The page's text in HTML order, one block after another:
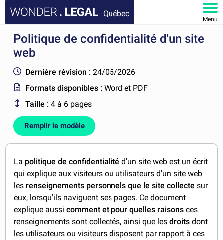
Québec
Menu
ACCUEIL
FAQ
MON COMPTE
Politique de confidentialité d'un site
web
Dernière révision : 24/05/2026
Formats disponibles :Word et PDF
Taille : 4 à 6 pages
Remplir le modèle
La politique de confidentialité d'un site web est un écrit
qui explique aux visiteurs ou utilisateurs d'un site web
les renseignements personnels que le site collecte sur
eux, lorsqu'ils naviguent ses pages. Ce document
explique aussicomment et pour quelles raisons ces
renseignements sont collectés, ainsi que lesdroits dont
les utilisateurs ou visiteurs disposent par rapport à ces